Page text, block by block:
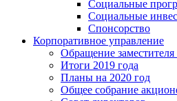
Социальные
Социальные
Спонсорство
Корпоративное управление
Обращение заместителя
Итоги 2019 года
Планы на 2020 год
Общее собрание